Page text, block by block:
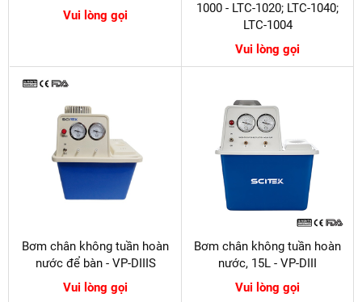
Vui lòng gọi
1000 - LTC-1020; LTC-1040;
LTC-1004
Vui lòng gọi
Bơm chân không tuần hoàn
nước để bàn - VP-DIIIS
Vui lòng gọi
Bơm chân không tuần hoàn
nước, 15L - VP-DIII
Vui lòng gọi